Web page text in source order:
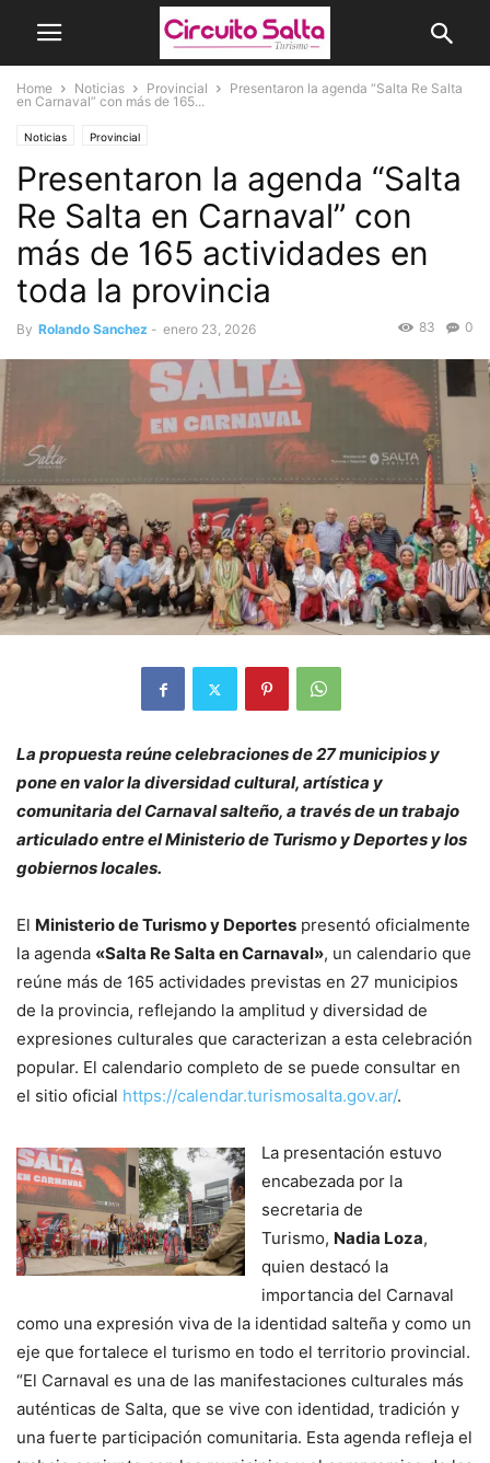
Home Noticias Provincial
Presentaron la agenda “Salta Re Salta
en Carnaval” con más de 165...
Noticias Provincial
Presentaron la agenda “Salta
Re Salta en Carnaval” con
más de 165 actividades en
toda la provincia
By Rolando Sanchez - enero 23, 2026 0
83
La propuesta reúne celebraciones de 27 municipios y
pone en valor la diversidad cultural, artística y
comunitaria del Carnaval salteño, a través de un trabajo
articulado entre el Ministerio de Turismo y Deportes y los
gobiernos locales.
El Ministerio de Turismo y Deportes presentó oficialmente
la agenda «Salta Re Salta en Carnaval», un calendario que
reúne más de 165 actividades previstas en 27 municipios
de la provincia, reflejando la amplitud y diversidad de
expresiones culturales que caracterizan a esta celebración
popular. El calendario completo de se puede consultar en
el sitio oficial https://calendar.turismosalta.gov.ar/.
La presentación estuvo
encabezada por la
secretaria de
Turismo, Nadia Loza,
quien destacó la
importancia del Carnaval
como una expresión viva de la identidad salteña y como un
eje que fortalece el turismo en todo el territorio provincial.
“El Carnaval es una de las manifestaciones culturales más
auténticas de Salta, que se vive con identidad, tradición y
una fuerte participación comunitaria. Esta agenda refleja el